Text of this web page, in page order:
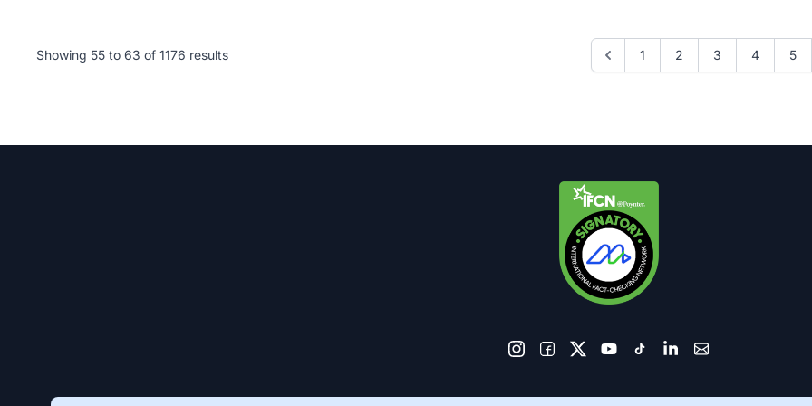
Showing 55 to 63 of 1176 results 1 2 3 4 5